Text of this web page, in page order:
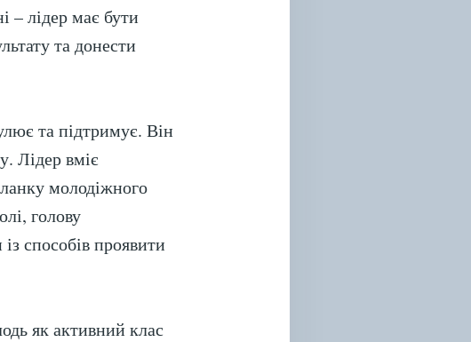
– лідер має бути
та донести
та підтримує. Він
Лідер вміє
молодіжного
голову
способів проявити
як активний клас